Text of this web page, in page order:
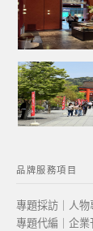
品牌服務項目
專題採訪｜人
專題代編｜企